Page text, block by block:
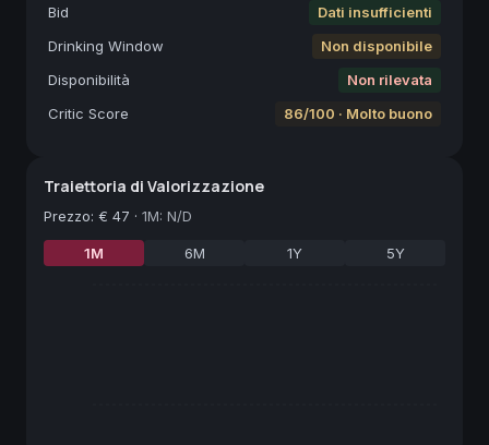
Bid
Dati insufficienti
Drinking Window
Non disponibile
Disponibilità
Non rilevata
Critic Score
86/100 · Molto buono
Traiettoria di Valorizzazione
Prezzo: € 47 · 1M: N/D
1M 6M 1Y 5Y